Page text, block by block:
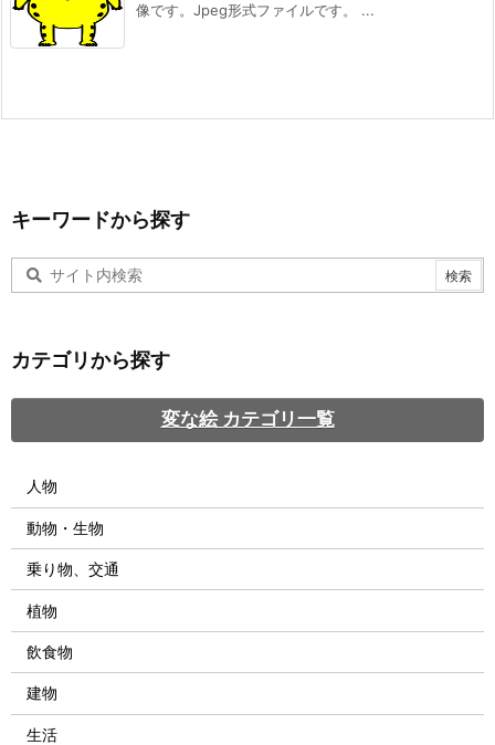
像です。Jpeg形式ファイルです。 ...
キーワードから探す
カテゴリから探す
変な絵 カテゴリ一覧
人物
動物・生物
乗り物、交通
植物
飲食物
建物
生活